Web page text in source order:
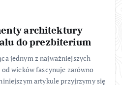
architektury
do prezbiterium
jednym z najważniejszych
wieków fascynuje zarówno
artykule przyjrzymy się